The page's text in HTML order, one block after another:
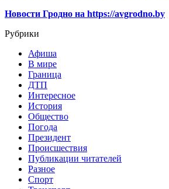
Новости Гродно на https://avgrodno.by
Рубрики
Афиша
В мире
Граница
ДТП
Интересное
История
Общество
Погода
Президент
Происшествия
Публикации читателей
Разное
Спорт